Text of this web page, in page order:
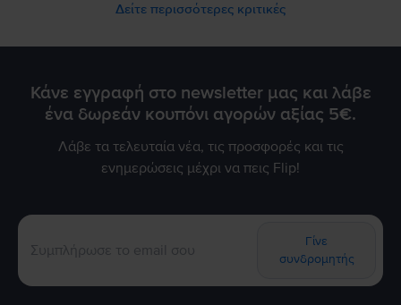
Δείτε περισσότερες κριτικές
Κάνε εγγραφή στο newsletter μας και λάβε
ένα δωρεάν κουπόνι αγορών αξίας 5€.
Λάβε τα τελευταία νέα, τις προσφορές και τις
ενημερώσεις μέχρι να πεις Flip!
Γίνε
συνδρομητής